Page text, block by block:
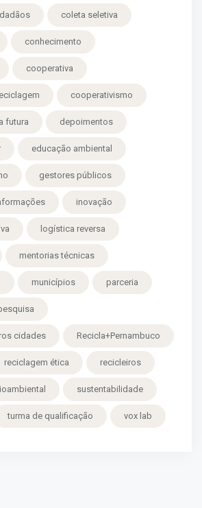
coleta seletiva
conhecimento
cooperativa
cooperativismo
futura depoimentos
educação ambiental
gestores públicos
inovação
logística reversa
mentorias técnicas
municípios parceria
cidades Recicla+Pernambuco
reciclagem ética recicleiros
sustentabilidade
turma de qualificação vox lab